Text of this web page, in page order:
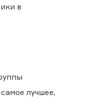
в
лучшее,